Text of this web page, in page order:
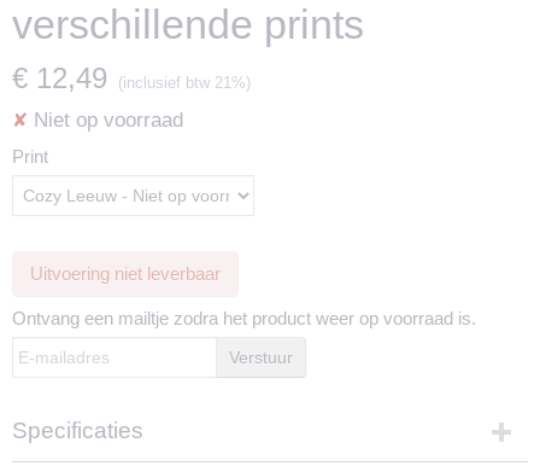
verschillende prints
€ 12,49 (inclusief btw 21%)
✘ Niet op voorraad
Print
Uitvoering niet leverbaar
Ontvang een mailtje zodra het product weer op voorraad is.
Verstuur
Specificaties